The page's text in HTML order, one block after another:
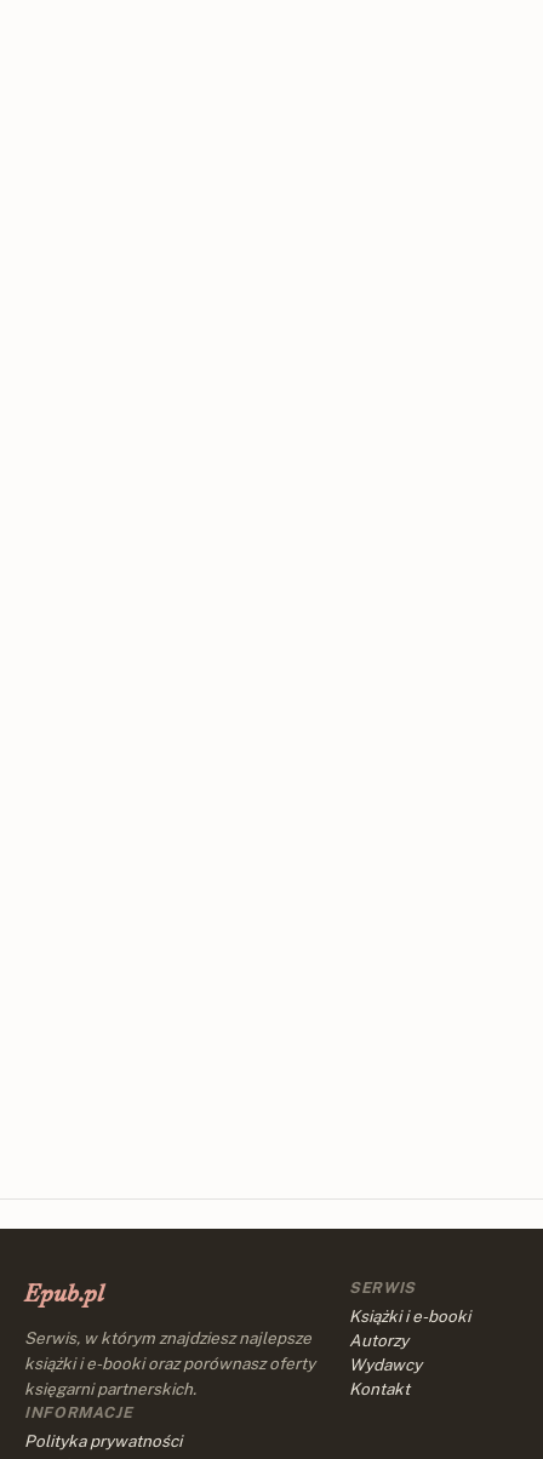
Epub.pl
Serwis, w którym znajdziesz najlepsze
książki i e-booki oraz porównasz oferty
księgarni partnerskich.
SERWIS
Książki i e-booki
Autorzy
Wydawcy
Kontakt
INFORMACJE
Polityka prywatności